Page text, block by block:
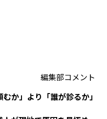
編集部コメント
むか」より「誰が診るか」